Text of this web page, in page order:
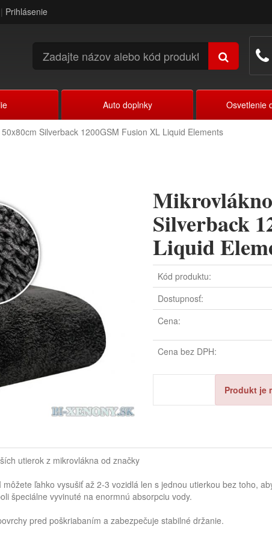
| Prihlásenie
Auto doplnky Osvetlenie
Silverback 1200GSM Fusion XL Liquid Elements
Silverback
Liquid
Kód produktu:
Dostupnosť:
Cena:
Cena bez DPH:
Produkt je
utierok z mikrovlákna od značky
ľahko vysušiť až 2-3 vozidlá len s jednou utierkou bez toho,
špeciálne vyvinuté na enormnú absorpciu vody.
pred poškriabaním a zabezpečuje stabilné držanie.